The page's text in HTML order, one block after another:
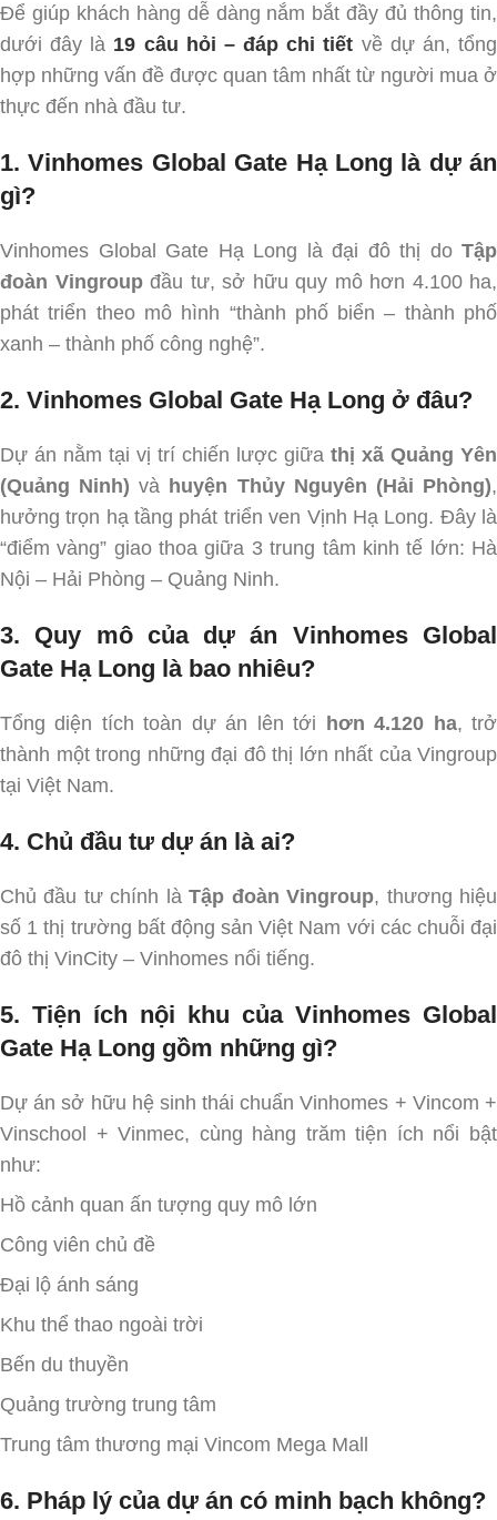
Để giúp khách hàng dễ dàng nắm bắt đầy đủ thông tin,
dưới đây là 19 câu hỏi – đáp chi tiết về dự án, tổng
hợp những vấn đề được quan tâm nhất từ người mua ở
thực đến nhà đầu tư.
1. Vinhomes Global Gate Hạ Long là dự án
gì?
Vinhomes Global Gate Hạ Long là đại đô thị do Tập
đoàn Vingroupđầu tư, sở hữu quy mô hơn 4.100 ha,
phát triển theo mô hình “thành phố biển – thành phố
xanh – thành phố công nghệ”.
2. Vinhomes Global Gate Hạ Long ở đâu?
Dự án nằm tại vị trí chiến lược giữa thị xã Quảng Yên
(Quảng Ninh) và huyện Thủy Nguyên (Hải Phòng),
hưởng trọn hạ tầng phát triển ven Vịnh Hạ Long. Đây là
“điểm vàng” giao thoa giữa 3 trung tâm kinh tế lớn: Hà
Nội – Hải Phòng – Quảng Ninh.
3. Quy mô của dự án Vinhomes Global
Gate Hạ Long là bao nhiêu?
Tổng diện tích toàn dự án lên tới hơn 4.120 ha, trở
thành một trong những đại đô thị lớn nhất của Vingroup
tại Việt Nam.
4. Chủ đầu tư dự án là ai?
Chủ đầu tư chính làTập đoàn Vingroup, thương hiệu
số 1 thị trường bất động sản Việt Nam với các chuỗi đại
đô thị VinCity – Vinhomes nổi tiếng.
5. Tiện ích nội khu của Vinhomes Global
Gate Hạ Long gồm những gì?
Dự án sở hữu hệ sinh thái chuẩn Vinhomes + Vincom +
Vinschool + Vinmec, cùng hàng trăm tiện ích nổi bật
như:
Hồ cảnh quan ấn tượng quy mô lớn
Công viên chủ đề
Đại lộ ánh sáng
Khu thể thao ngoài trời
Bến du thuyền
Quảng trường trung tâm
Trung tâm thương mại Vincom Mega Mall
6. Pháp lý của dự án có minh bạch không?